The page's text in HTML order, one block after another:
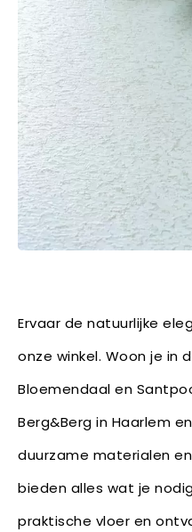
Ervaar de natuurlijke
onze winkel. Woon je in
Bloemendaal en
Berg&Berg in Haarlem
duurzame materialen
bieden alles wat je
praktische vloer en